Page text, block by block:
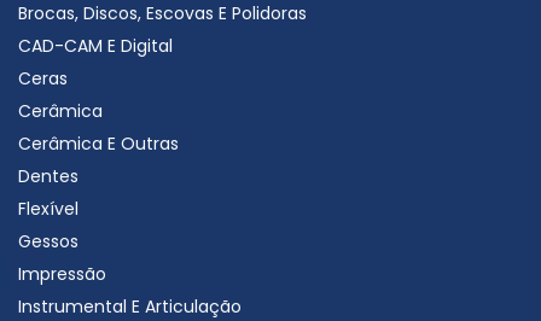
Brocas, Discos, Escovas E Polidoras
CAD-CAM E Digital
Ceras
Cerâmica
Cerâmica E Outras
Dentes
Flexível
Gessos
Impressão
Instrumental E Articulação